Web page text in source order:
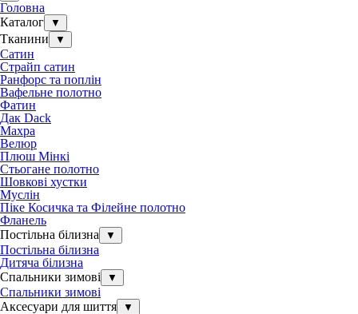
Головна
Каталог
▼
Тканини ▼
Сатин
Страйп сатин
Ранфорс та поплін
Вафельне полотно
Фатин
Дак Dack
Махра
Велюр
Плюш Мінкі
Стьогане полотно
Шовкові хустки
Муслін
Піке Косичка та Філейне полотно
Фланель
Постільна білизна
▼
Постільна білизна
Дитяча білизна
Спальники зимові
▼
Спальники зимові
Аксесуари для шиття
▼